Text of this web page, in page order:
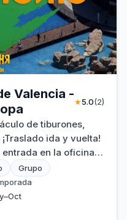
Valencia -
★5.0(2)
de tiburones,
ida y vuelta!
entrada en la oficina
colas!
Grupo